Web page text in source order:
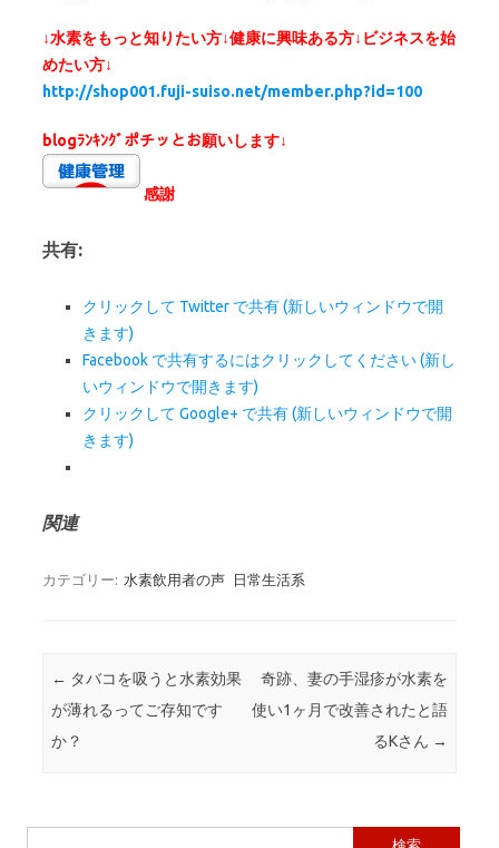
↓水素をもっと知りたい方↓健康に興味ある方↓ビジネスを始
めたい方↓
http://shop001.fuji-suiso.net/member.php?id=100
blogﾗﾝｷﾝｸﾞポチッとお願いします↓
感謝
共有:
クリックして Twitter で共有 (新しいウィンドウで開
きます)
Facebook で共有するにはクリックしてください (新し
いウィンドウで開きます)
クリックして Google+ で共有 (新しいウィンドウで開
きます)
関連
カテゴリー: 水素飲用者の声 日常生活系
投稿ナビゲーション
← タバコを吸うと水素効果
が薄れるってご存知です
か？
奇跡、妻の手湿疹が水素を
使い1ヶ月で改善されたと語
るKさん →